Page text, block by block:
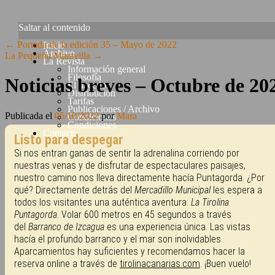
Saltar al contenido
Inicio
Archivo
La Revista
Información general
Filosofía
El hacedor
Distribución
Tarifas
Publicaciones / Archivo
Condiciones
Condiciones
Contacto
← Portada de la edición 35 – Mayo de 2022
La Pequeña Maravilla →
Noticias breves – Octubre de
Publicada el 05/10/2022 por Mara
Listo para despegar
Si nos entran ganas de sentir la adrenalina corriendo por
nuestras venas y de disfrutar de espectaculares paisajes,
nuestro camino nos lleva directamente hacía Puntagorda. ¿Por
qué? Directamente detrás del Mercadillo Municipalles espera a
todos los visitantes una auténtica aventura: La Tirolina
Puntagorda. Volar 600 metros en 45 segundos a través
del Barranco de Izcagua es una experiencia única. Las vistas
hacía el profundo barranco y el mar son inolvidables.
Aparcamientos hay suficientes y recomendamos hacer la
reserva online a través de tirolinacanarias.com. ¡Buen vuelo!